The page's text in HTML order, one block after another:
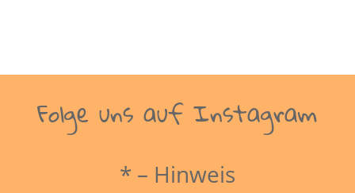
Folge uns auf Instagram
* – Hinweis